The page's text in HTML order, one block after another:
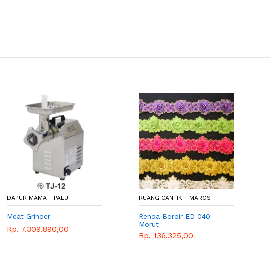
DAPUR MAMA - PALU
Meat Grinder
Rp. 7.309.890,00
RUANG CANTIK - MAROS
Renda Bordir ED 040
Morut
Rp. 136.325,00